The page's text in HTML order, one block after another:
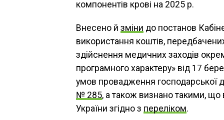
компонентів крові на 2025 р.
Внесено й зміни до постанов
використання коштів,
здійснення медичних заходів
програмного характеру» від 17
умов провадження господарської
№ 285, а також визнано такими, що
України згідно з переліком.